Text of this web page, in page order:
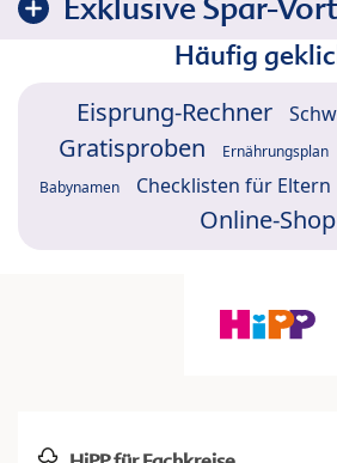
Häufig
Eisprung-Rechner
Gratisproben Ernährungsplan
Babynamen Checklisten für Eltern
Online-Shop